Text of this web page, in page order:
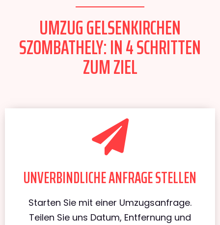
UMZUG GELSENKIRCHEN
SZOMBATHELY: IN 4 SCHRITTEN
ZUM ZIEL
UNVERBINDLICHE ANFRAGE STELLEN
Starten Sie mit einer Umzugsanfrage.
Teilen Sie uns Datum, Entfernung und